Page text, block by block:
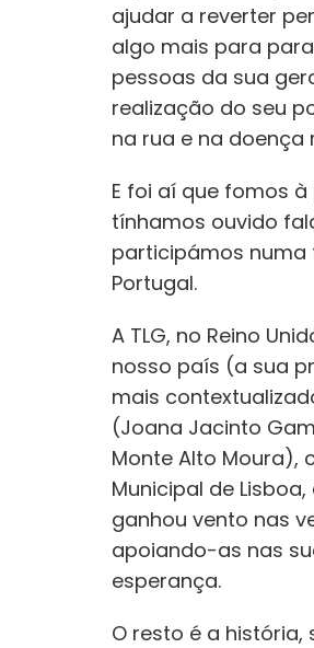
ajudar a reverter
algo mais para
pessoas da sua
realização do seu
na rua e na doença
E foi aí que fomos
tínhamos ouvido
participámos numa
Portugal.
A TLG, no Reino
nosso país (a sua
mais
(Joana Jacinto
Monte Alto Moura),
Municipal de
ganhou vento nas
apoiando-as nas
esperança.
O resto é a